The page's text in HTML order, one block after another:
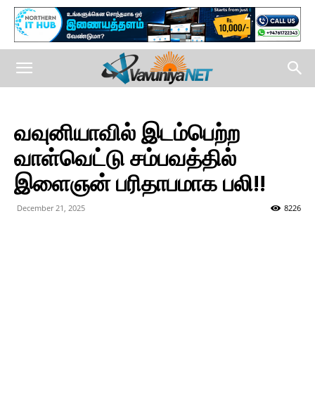
வவுனியாவில் இடம்பெற்ற
வாள்வெட்டு சம்பவத்தில்
இளைஞன் பரிதாபமாக பலி!!
December 21, 2025 8226